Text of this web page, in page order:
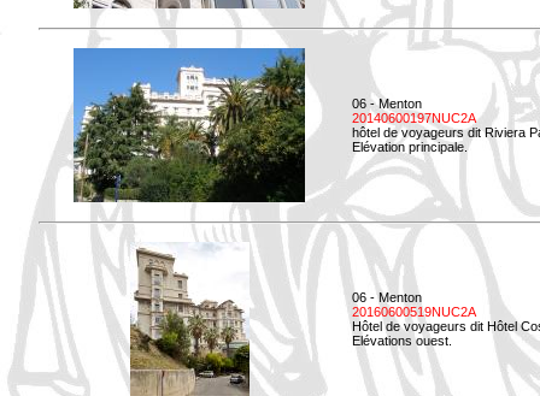
06 - Menton
20140600197NUC2A
hôtel de voyageurs dit Riviera
Elévation principale.
06 - Menton
20160600519NUC2A
Hôtel de voyageurs dit Hôtel
Elévations ouest.